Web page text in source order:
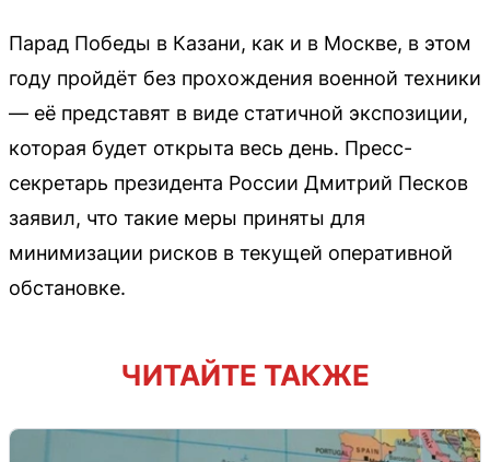
Парад Победы в Казани, как и в Москве, в этом
году пройдёт без прохождения военной техники
— её представят в виде статичной экспозиции,
которая будет открыта весь день. Пресс-
секретарь президента России Дмитрий Песков
заявил, что такие меры приняты для
минимизации рисков в текущей оперативной
обстановке.
ЧИТАЙТЕ ТАКЖЕ